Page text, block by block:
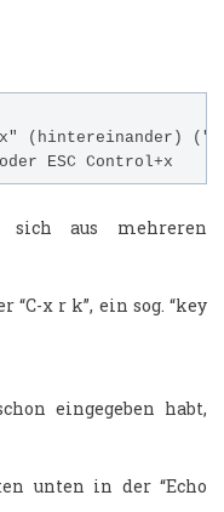
(hintereinander)
sich aus mehreren
“C-x r k”, ein sog. “key
eingegeben habt,
unten in der “Echo